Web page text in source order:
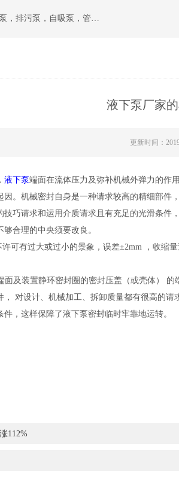
计量泵，磁力泵，化工泵，螺杆泵，排污泵，自吸泵，管道泵，多级泵，隔膜泵，齿轮油泵
液下泵厂家
更新时间：
液下泵端面在流体压力及弥补机械外弹力的作
。机械密封自身是一种请求较高的精细部
巧请求和运用介质请求且有充足的光滑条件
合理的中央须要改良。
许可有过大或过小的景象，误差±2mm ，收
及装置静环密封圈的密封压盖（或壳体） 的
对设计、机械加工、拆卸质量都有很高的
，这样保障了液下泵密封临时牢靠地运转。
112%